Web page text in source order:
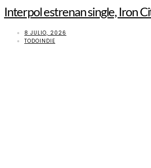
Interpol estrenan single, Iron
8 JULIO, 2026
TODOINDIE